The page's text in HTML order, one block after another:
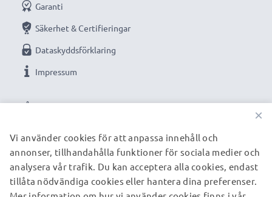
VÅRA BETALNINGSALTERNATIV
Garanti
Säkerhet & Certifieringar
Dataskyddsförklaring
Impressum
VÅRA FRAKTPARTNERS
×
Vi använder cookies för att anpassa innehåll och
annonser, tillhandahålla funktioner för sociala medier och
analysera vår trafik. Du kan acceptera alla cookies, endast
tillåta nödvändiga cookies eller hantera dina preferenser.